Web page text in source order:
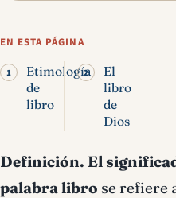
EN ESTA PÁGINA
Etimología
de
libro
El
libro
de
Dios
Definición. El
palabra libro se refiere